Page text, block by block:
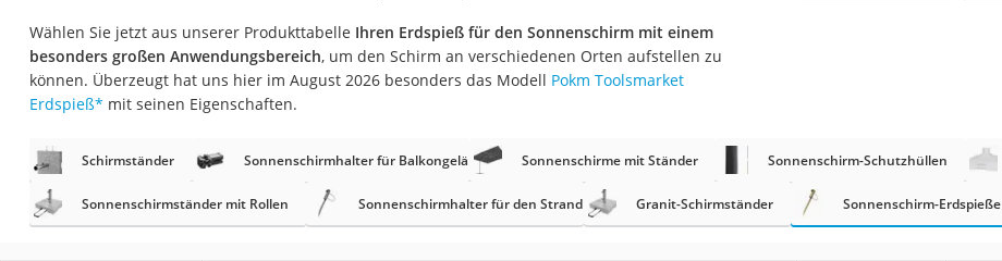
Tiefbrunnenpumpe
Fliesenschneider
Hochdruckreiniger
Überwachungskamera
Benzinrasenmäher mit Elektrostart
Akku-Laubsauger
Wählen Sie jetzt aus unserer Produkttabelle Ihren Erdspieß für den Sonnenschirm mit einem
besonders großen Anwendungsbereich, um den Schirm an verschiedenen Orten aufstellen zu
können. Überzeugt hat uns hier im August 2026 besonders das Modell Pokm Toolsmarket
Erdspieß* mit seinen Eigenschaften.
Schirmständer Sonnenschirmhalter für Balkongeländer Sonnenschirme mit Ständer Sonnenschirm-Schutzhüllen
Sonnenschirmständer mit Rollen Sonnenschirmhalter für den Strand Granit-Schirmständer Sonnenschirm-Erdspieße